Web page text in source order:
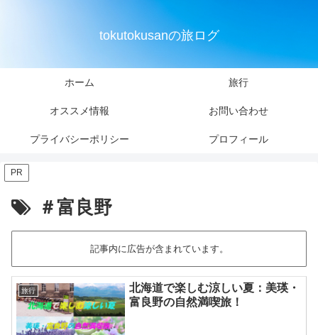
tokutokusanの旅ログ
ホーム 旅行
オススメ情報 お問い合わせ
プライバシーポリシー プロフィール
PR
＃富良野
記事内に広告が含まれています。
旅行
北海道で楽しむ涼しい夏：美瑛・
富良野の自然満喫旅！